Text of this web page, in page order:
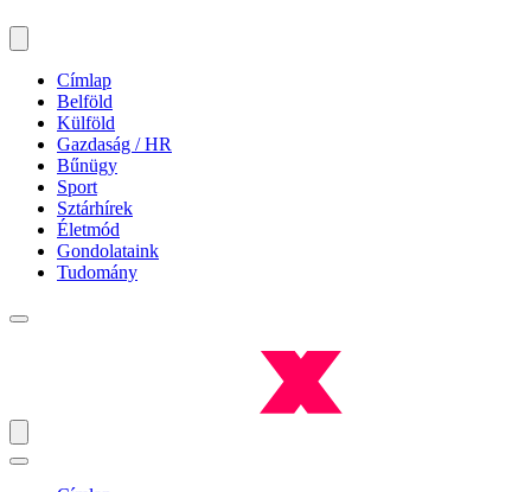
Címlap
Belföld
Külföld
Gazdaság / HR
Bűnügy
Sport
Sztárhírek
Életmód
Gondolataink
Tudomány